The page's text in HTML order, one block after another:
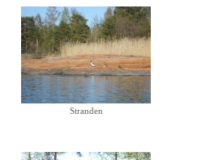
Stranden